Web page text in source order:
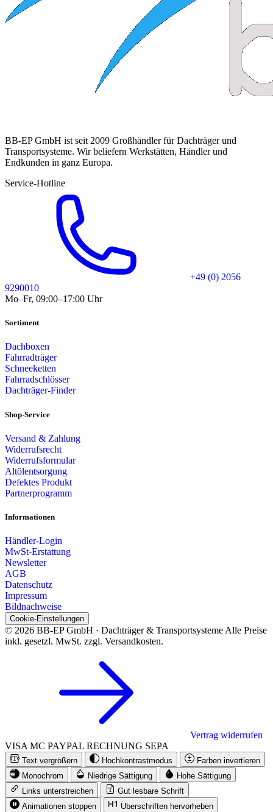
BB-EP GmbH ist seit 2009 Großhändler für Dachträger und
Transportsysteme. Wir beliefern Werkstätten, Händler und
Endkunden in ganz Europa.
Service-Hotline
+49 (0) 2056
9290010
Mo–Fr, 09:00–17:00 Uhr
Sortiment
Dachboxen
Fahrradträger
Schneeketten
Fahrradschlösser
Dachträger-Finder
Shop-Service
Versand & Zahlung
Widerrufsrecht
Widerrufsformular
Altölentsorgung
Defektes Produkt
Partnerprogramm
Informationen
Händler-Login
MwSt-Erstattung
Newsletter
AGB
Datenschutz
Impressum
Bildnachweise
Cookie-Einstellungen
© 2026 BB-EP GmbH · Dachträger & Transportsysteme Alle Preise
inkl. gesetzl. MwSt. zzgl. Versandkosten.
Vertrag widerrufen
VISA MC PAYPAL RECHNUNG SEPA
Text vergrößern Hochkontrastmodus
Farben invertieren
Monochrom
Niedrige Sättigung
Hohe Sättigung
Links unterstreichen
Gut lesbare Schrift
Animationen stoppen
Überschriften hervorheben